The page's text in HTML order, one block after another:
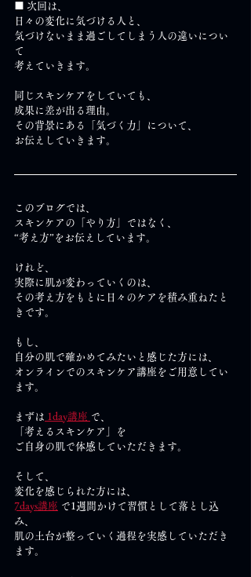
■ 次回は、
日々の変化に気づける人と、
気づけないまま過ごしてしまう人の違いについ
て
考えていきます。
同じスキンケアをしていても、
成果に差が出る理由。
その背景にある「気づく力」について、
お伝えしていきます。
このブログでは、
スキンケアの「やり方」ではなく、
“考え方”をお伝えしています。
けれど、
実際に肌が変わっていくのは、
その考え方をもとに日々のケアを積み重ねたと
きです。
もし、
自分の肌で確かめてみたいと感じた方には、
オンラインでのスキンケア講座をご用意してい
ます。
まずは 1day講座 で、
「考えるスキンケア」を
ご自身の肌で体感していただきます。
そして、
変化を感じられた方には、
7days講座 で1週間かけて習慣として落とし込
み、
肌の土台が整っていく過程を実感していただき
ます。